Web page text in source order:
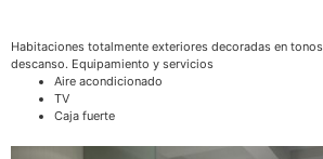
Habitaciones totalmente exteriores decoradas en
descanso. Equipamiento y servicios
Aire acondicionado
TV
Caja fuerte